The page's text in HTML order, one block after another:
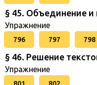
§ 45. Объединение и
Упражнение
796 797 798
§ 46. Решение
Упражнение
801 802